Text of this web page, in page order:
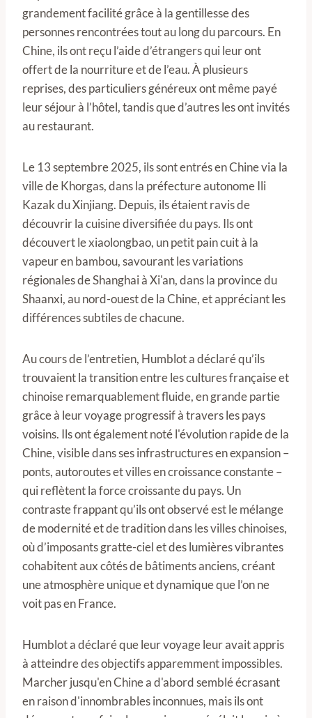
grandement facilité grâce à la gentillesse des
personnes rencontrées tout au long du parcours. En
Chine, ils ont reçu l’aide d’étrangers qui leur ont
offert de la nourriture et de l’eau. À plusieurs
reprises, des particuliers généreux ont même payé
leur séjour à l’hôtel, tandis que d’autres les ont invités
au restaurant.
Le 13 septembre 2025, ils sont entrés en Chine via la
ville de Khorgas, dans la préfecture autonome Ili
Kazak du Xinjiang. Depuis, ils étaient ravis de
découvrir la cuisine diversifiée du pays. Ils ont
découvert le xiaolongbao, un petit pain cuit à la
vapeur en bambou, savourant les variations
régionales de Shanghai à Xi'an, dans la province du
Shaanxi, au nord-ouest de la Chine, et appréciant les
différences subtiles de chacune.
Au cours de l’entretien, Humblot a déclaré qu’ils
trouvaient la transition entre les cultures française et
chinoise remarquablement fluide, en grande partie
grâce à leur voyage progressif à travers les pays
voisins. Ils ont également noté l'évolution rapide de la
Chine, visible dans ses infrastructures en expansion –
ponts, autoroutes et villes en croissance constante –
qui reflètent la force croissante du pays. Un
contraste frappant qu’ils ont observé est le mélange
de modernité et de tradition dans les villes chinoises,
où d’imposants gratte-ciel et des lumières vibrantes
cohabitent aux côtés de bâtiments anciens, créant
une atmosphère unique et dynamique que l’on ne
voit pas en France.
Humblot a déclaré que leur voyage leur avait appris
à atteindre des objectifs apparemment impossibles.
Marcher jusqu'en Chine a d'abord semblé écrasant
en raison d'innombrables inconnues, mais ils ont